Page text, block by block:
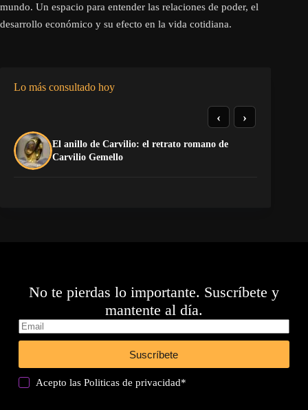
mundo. Un espacio para entender las relaciones de poder, el
desarrollo económico y su efecto en la vida cotidiana.
Lo más consultado hoy
El anillo de Carvilio: el retrato romano de
Carvilio Gemello
‹ ›
No te pierdas lo importante. Suscríbete y
mantente al día.
Suscríbete
Acepto lasPoliticas de privacidad*